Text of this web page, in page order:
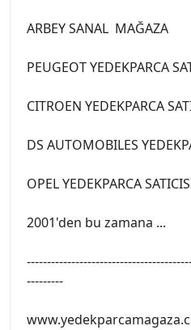
ARBEY SANAL MAĞAZA
PEUGEOT YEDEKPARCA
CITROEN YEDEKPARCA
DS AUTOMOBILES
OPEL YEDEKPARCA
2001'den bu zamana ...
---------